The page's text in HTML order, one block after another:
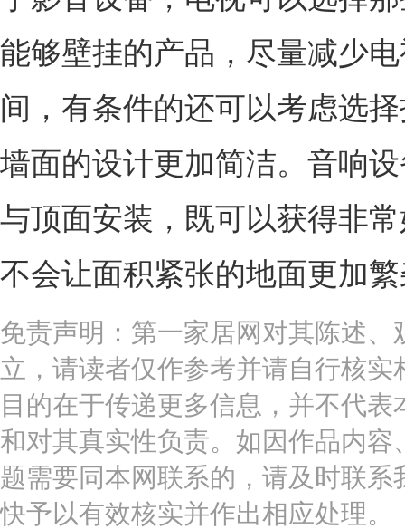
能够壁挂的产品，尽量减少
间，有条件的还可以考虑选
墙面的设计更加简洁。音响
与顶面安装，既可以获得非
不会让面积紧张的地面更加
免责声明：第一家居网对其陈述、
立，请读者仅作参考并请自行核实
目的在于传递更多信息，并不代表
和对其真实性负责。如因作品内容
题需要同本网联系的，请及时联系
快予以有效核实并作出相应处理。